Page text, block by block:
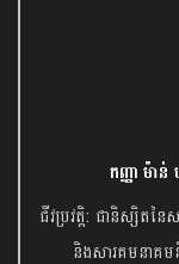
កញ្ញា ម៉
ជីវប្រវត្តិ: ជានិស្សិតន
និងសារគមនាគម